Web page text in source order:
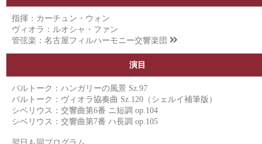
指揮：カーチュン・ウォン
ヴィオラ：ルオシャ・ファン
管弦楽： 名古屋フィルハーモニー交響楽団
演目
バルトーク：ハンガリーの風景 Sz.97
バルトーク：ヴィオラ協奏曲 Sz.120（シェルイ補筆版）
シベリウス：交響曲第6番 ニ短調 op.104
シベリウス：交響曲第7番 ハ長調 op.105